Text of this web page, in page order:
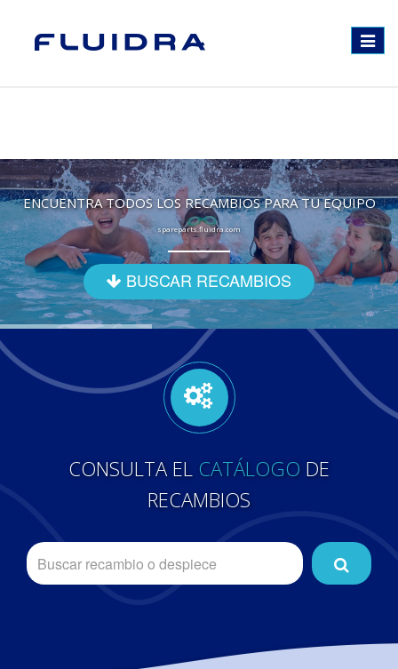
Toggle
ENCUENTRA TODOS LOS RECAMBIOS PARA TU EQUIPO
spareparts.fluidra.com
BUSCAR RECAMBIOS
CONSULTA EL CATÁLOGO DE
RECAMBIOS